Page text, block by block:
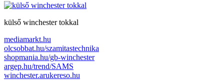
külső winchester tokkal
mediamarkt.hu
olcsobbat.hu/szamitastechnika
shopmania.hu/gb-winchester
argep.hu/trend/SAMS
winchester.arukereso.hu